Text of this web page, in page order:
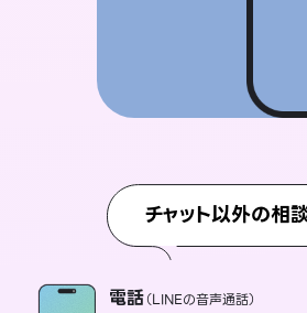
チャット以外の相
電話（LINEの音声通話）